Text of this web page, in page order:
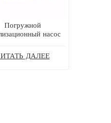
Погружной
насос
ДАЛЕЕ